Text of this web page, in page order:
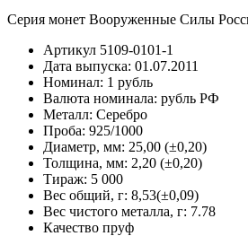
Серия монет Вооруженные Силы
Артикул 5109-0101-1
Дата выпуска: 01.07.2011
Номинал: 1 рубль
Валюта номинала: рубль РФ
Металл: Серебро
Проба: 925/1000
Диаметр, мм: 25,00 (±0,20)
Толщина, мм: 2,20 (±0,20)
Тираж: 5 000
Вес общий, г: 8,53(±0,09)
Вес чистого металла, г: 7.78
Качество пруф